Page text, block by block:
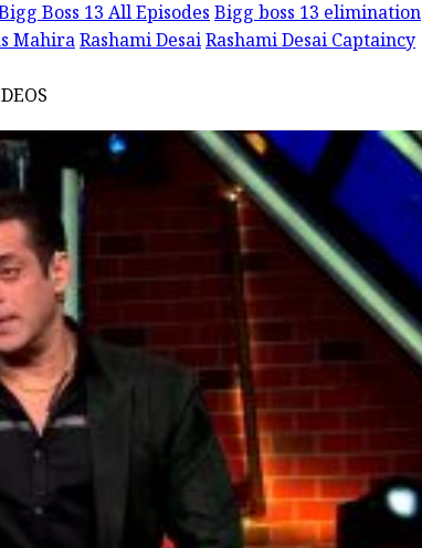
Boss 13 All EpisodesBigg boss 13 elimination
MahiraRashami DesaiRashami Desai Captaincy